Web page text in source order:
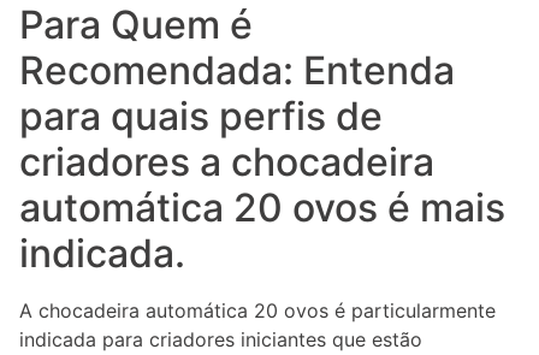
Para Quem é
Recomendada: Entenda
para quais perfis de
criadores a chocadeira
automática 20 ovos é mais
indicada.
A chocadeira automática 20 ovos é particularmente
indicada para criadores iniciantes que estão